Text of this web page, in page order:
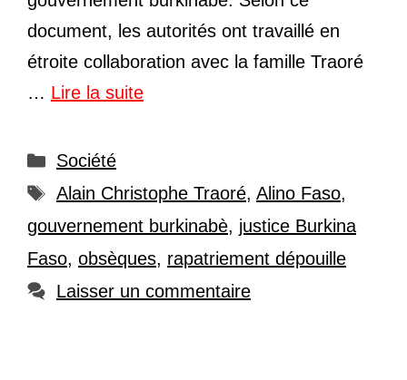
document, les autorités ont travaillé en
étroite collaboration avec la famille Traoré
… Lire la suite
Catégories
Société
Étiquettes
Alain Christophe Traoré, Alino Faso,
gouvernement burkinabè, justice Burkina
Faso, obsèques, rapatriement dépouille
Laisser un commentaire